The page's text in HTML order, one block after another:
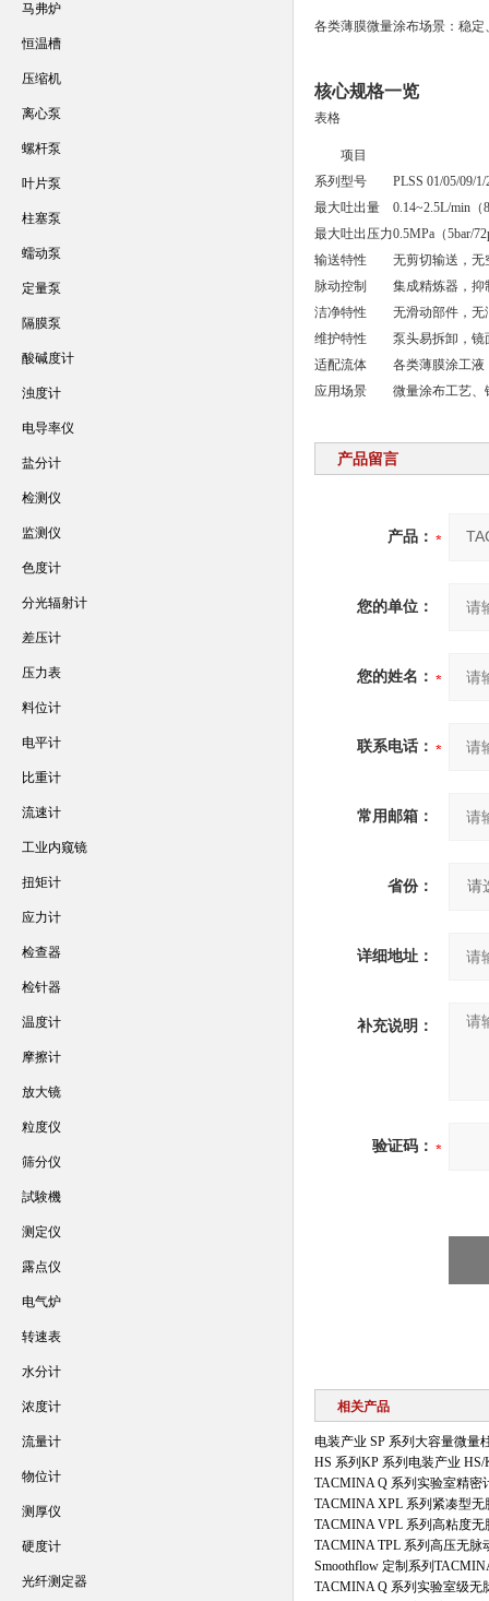
各类薄膜微量涂布场景：稳
核心规格一览
表格
项目
系列型号
PLSS 01/05/09/1/
最大吐出量
0.14~2.5L/min（
最大吐出压力0.5MPa（5bar/
输送特性
无剪切输送，无
脉动控制
集成精炼器，抑
洁净特性
无滑动部件，无
维护特性
泵头易拆卸，镜
适配流体
各类薄膜涂工液
应用场景
微量涂布工艺、
产品留言
产品：
您的单位：
您的姓名：
联系电话：
常用邮箱：
省份：
详细地址：
补充说明：
验证码：
相关产品
电装产业 SP 系列大容量微量
HS 系列KP 系列电装产业
TACMINA Q 系列实验室精密
TACMINA XPL 系列紧凑型无
TACMINA VPL 系列高粘度无
TACMINA TPL 系列高压无脉
Smoothflow 定制系列
TACMINA Q 系列实验室级无
马弗炉
恒温槽
压缩机
离心泵
螺杆泵
叶片泵
柱塞泵
蠕动泵
定量泵
隔膜泵
酸碱度计
浊度计
电导率仪
盐分计
检测仪
监测仪
色度计
分光辐射计
差压计
压力表
料位计
电平计
比重计
流速计
工业内窥镜
扭矩计
应力计
检查器
检针器
温度计
摩擦计
放大镜
粒度仪
筛分仪
試験機
测定仪
露点仪
电气炉
转速表
水分计
浓度计
流量计
物位计
测厚仪
硬度计
光纤测定器